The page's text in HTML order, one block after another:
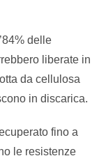
delle
liberate in
da cellulosa
in discarica.
fino a
le resistenze